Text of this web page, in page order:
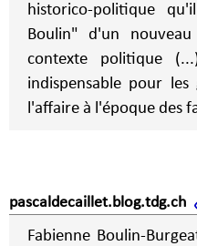
historico-politique
Boulin" d'un
contexte politique
indispensable pour
l'affaire à l'époque des
pascaldecaillet.blog.tdg.ch
Fabienne Boulin-